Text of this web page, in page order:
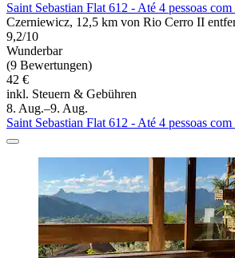
Saint Sebastian Flat 612 - Até 4 pessoas
Czerniewicz, 12,5 km von Rio Cerro II
9,2/10
Wunderbar
(9 Bewertungen)
42 €
inkl. Steuern & Gebühren
8. Aug.–9. Aug.
Saint Sebastian Flat 612 - Até 4 pessoas